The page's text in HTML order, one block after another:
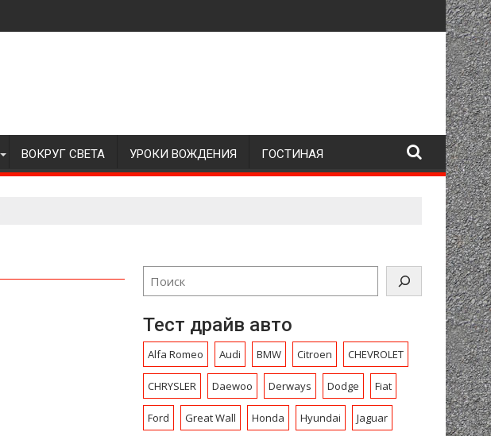
ВОКРУГ СВЕТА УРОКИ ВОЖДЕНИЯ ГОСТИНАЯ
Тест драйв авто
Alfa Romeo Audi BMW Citroen CHEVROLET
CHRYSLЕR Daewoo Derways Dodge Fiat
Ford Great Wall Honda Hyundai Jaguar